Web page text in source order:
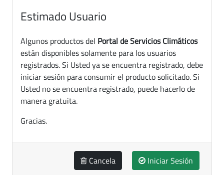
Estimado Usuario
Algunos productos del Portal de Servicios Climáticos
están disponibles solamente para los usuarios
registrados. Si Usted ya se encuentra registrado, debe
iniciar sesión para consumir el producto solicitado. Si
Usted no se encuentra registrado, puede hacerlo de
manera gratuita.
Gracias.
Cancela Iniciar Sesión